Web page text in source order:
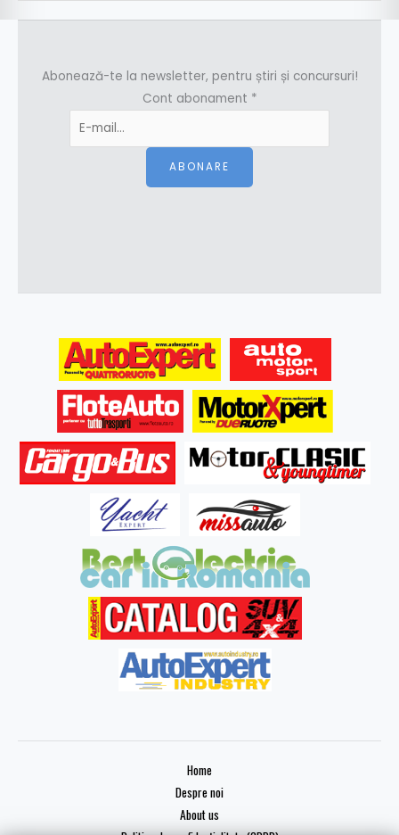
Abonează-te la newsletter, pentru știri și concursuri!
Cont abonament *
ABONARE
Home
Despre noi
About us